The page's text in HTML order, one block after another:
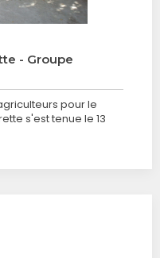
- Groupe
pour le
s'est tenue le 13